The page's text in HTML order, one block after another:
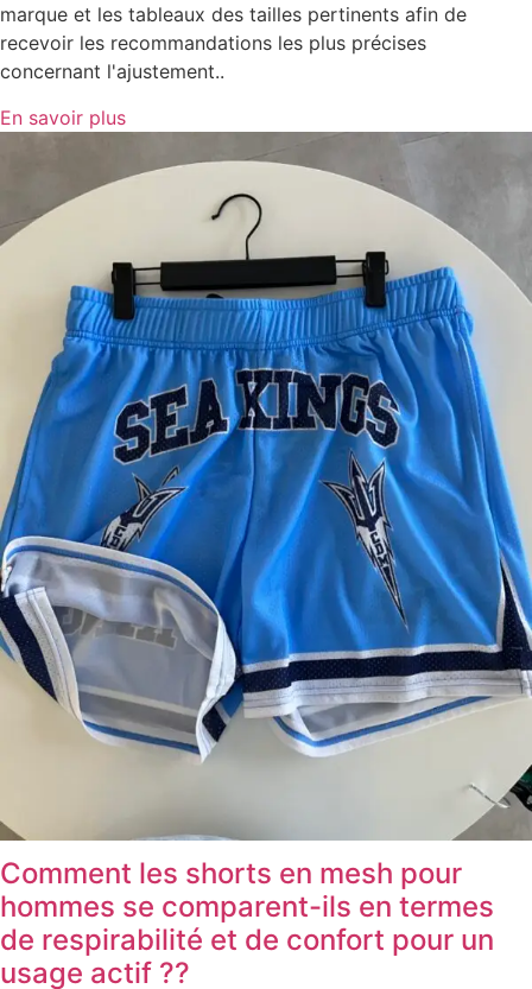
marque et les tableaux des tailles pertinents afin de
recevoir les recommandations les plus précises
concernant l'ajustement..
En savoir plus
Comment les shorts en mesh pour
hommes se comparent-ils en termes
de respirabilité et de confort pour un
usage actif ??